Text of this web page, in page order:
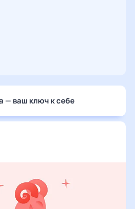
— ваш ключ к себе